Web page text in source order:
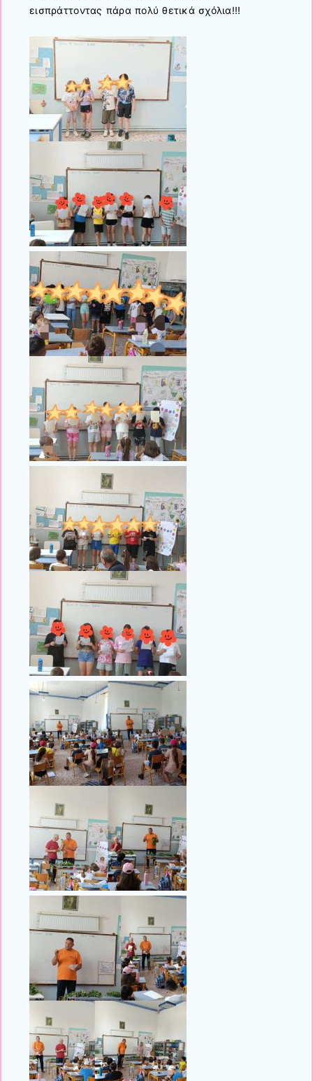
εισπράττοντας πάρα πολύ θετικά σχόλια!!!